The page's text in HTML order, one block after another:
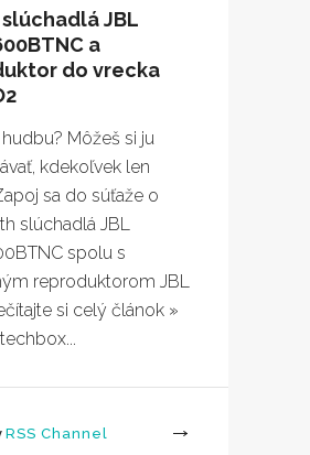
JBL
a
do vrecka
Môžeš si ju
kdekoľvek len
sa do súťaže o
slúchadlá JBL
spolu s
reproduktorom JBL
si celý článok »
RSS Channel
More